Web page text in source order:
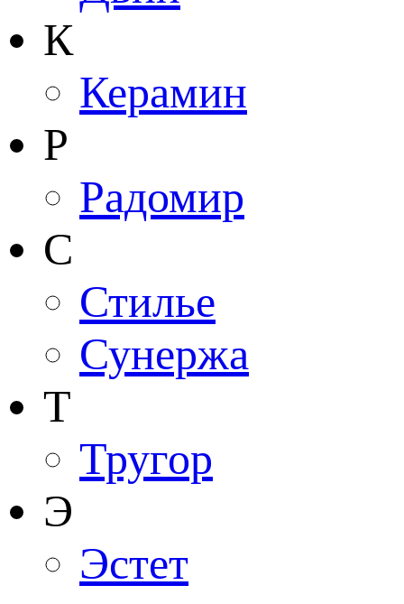
К
Керамин
Р
Радомир
С
Стилье
Сунержа
Т
Тругор
Э
Эстет